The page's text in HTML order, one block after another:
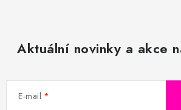
Aktuální novinky a akce
E-mail